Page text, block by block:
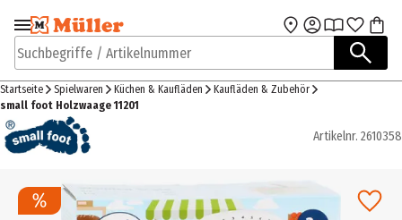
Zur Navigation
springen
Zum Hauptinhalt
Suchbegriffe / Artikelnummer
Startseite Spielwaren Küchen & Kaufläden
Kaufläden & Zubehör
small foot Holzwaage 11201
Artikelnr. 2610358